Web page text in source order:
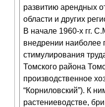
развитию арендных
области и других
В начале 1960-х гг.
внедрении
стимулирования
Томского района
производственное
“Корниловский”). К
растениеводстве,